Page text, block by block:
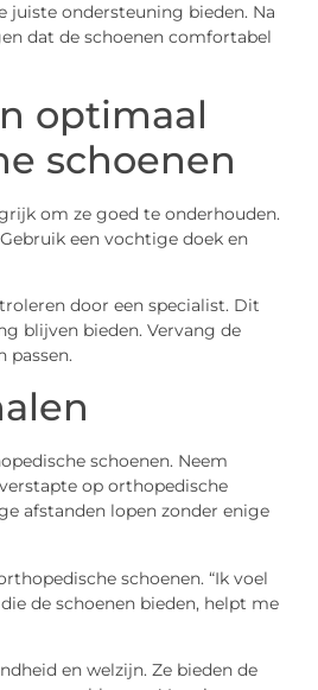
juiste ondersteuning bieden. Na
dat de schoenen comfortabel
optimaal
schoenen
om ze goed te onderhouden.
een vochtige doek en
door een specialist. Dit
blijven bieden. Vervang de
passen.
schoenen. Neem
op orthopedische
afstanden lopen zonder enige
schoenen. “Ik voel
de schoenen bieden, helpt me
en welzijn. Ze bieden de